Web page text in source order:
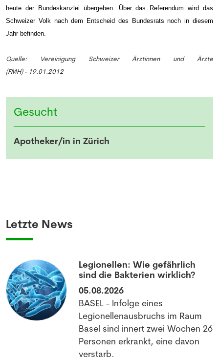
heute der Bundeskanzlei übergeben. Über das Referendum wird das
Schweizer Volk nach dem Entscheid des Bundesrats noch in diesem
Jahr befinden.
Quelle: Vereinigung Schweizer Ärztinnen und Ärzte
(FMH) - 19.01.2012
Gesucht
Apotheker/in in Zürich
Letzte News
Legionellen: Wie gefährlich
sind die Bakterien wirklich?
05.08.2026
BASEL - Infolge eines
Legionellenausbruchs im Raum
Basel sind innert zwei Wochen 26
Personen erkrankt, eine davon
verstarb.
NEWSLETTER
Anmeldung Newsletter
Melde dich kostenlos für unseren Newsletter